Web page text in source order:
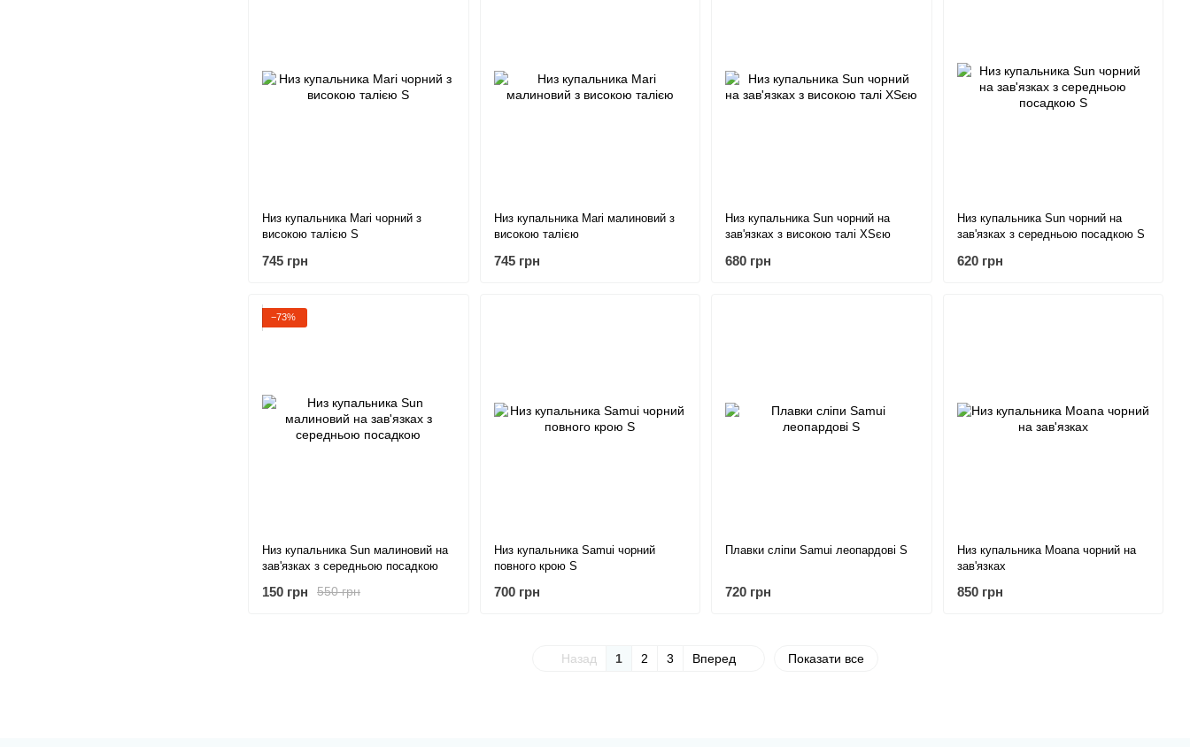
Низ купальника Mari чорний з
високою талією S
745 грн
Низ купальника Mari малиновий з
високою талією
745 грн
Низ купальника Sun чорний на
зав'язках з високою талі XSєю
680 грн
Низ купальника Sun чорний на
зав'язках з середньою посадкою S
620 грн
−73%
Низ купальника Sun малиновий на
зав'язках з середньою посадкою
550 грн
150 грн
Низ купальника Samui чорний
повного крою S
700 грн
Плавки сліпи Samui леопардові S
720 грн
Низ купальника Moana чорний на
зав'язках
850 грн
Назад 1 2 3 Вперед Показати все